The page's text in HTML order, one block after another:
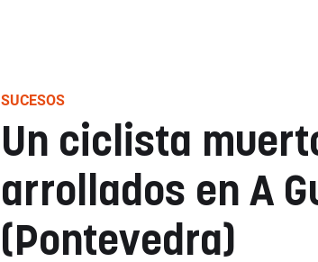
SUCESOS
Un ciclista
arrollados en A
(Pontevedra)